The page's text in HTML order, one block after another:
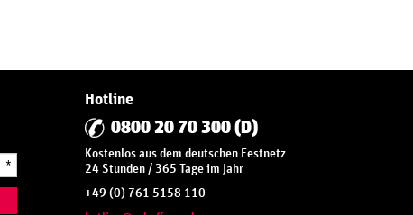
*
Hotline
0800 20 70 300 (D)
Kostenlos aus dem deutschen Festnetz
24 Stunden / 365 Tage im Jahr
+49 (0) 761 5158 110